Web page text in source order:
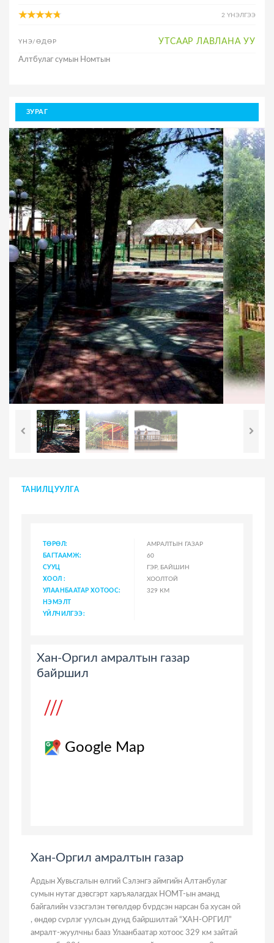
2 ҮНЭЛГЭЭ
ҮНЭ/ӨДӨР УТСААР ЛАВЛАНА УУ
Алтбулаг сумын Номтын
ЗУРАГ
ТАНИЛЦУУЛГА
ТӨРӨЛ:
АМРАЛТЫН ГАЗАР
БАГТААМЖ:
60
СУУЦ
ГЭР, БАЙШИН
ХООЛ :
ХООЛТОЙ
УЛААНБААТАР ХОТООС:
329 КМ
НЭМЭЛТ
ҮЙЛЧИЛГЭЭ:
Хан-Оргил амралтын газар
байршил
Google Map
Хан-Оргил амралтын газар
Ардын Хувьсгалын өлгий Сэлэнгэ аймгийн Алтанбулаг
сумын нутаг дэвсгэрт харъяалагдах НОМТ-ын аманд
байгалийн vзэсгэлэн төгөлдөр бvрдсэн нарсан ба хусан ой
, өндөр сvрлэг уулсын дунд байршилтай “ХАН-ОРГИЛ”
амралт-жуулчны бааз Улаанбаатар хотоос 329 км зайтай